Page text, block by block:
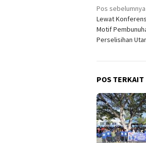
Navigasi
pos
Pos sebelumnya
Lewat
Motif
Perselisihan
POS TERKAIT